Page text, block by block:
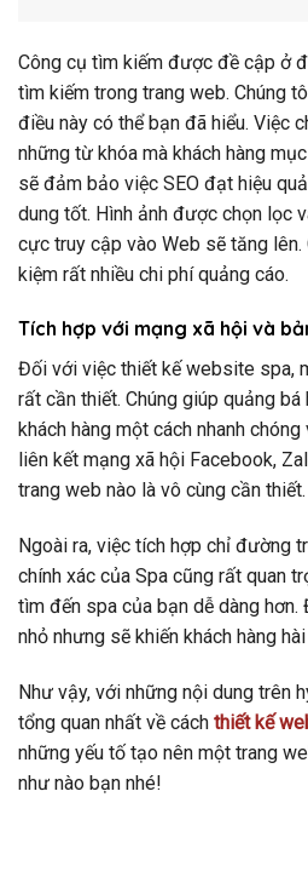
Công cụ tìm kiếm được đề cập ở
tìm kiếm trong trang web. Chúng
điều này có thể bạn đã hiểu. Việc
những từ khóa mà khách hàng
sẽ đảm bảo việc SEO đạt hiệu
dung tốt. Hình ảnh được chọn lọc
cực truy cập vào Web sẽ tăng
kiệm rất nhiều chi phí quảng cáo.
Tích hợp với mạng xã hội và
Đối với việc thiết kế website spa,
rất cần thiết. Chúng giúp quảng
khách hàng một cách nhanh
liên kết mạng xã hội Facebook,
trang web nào là vô cùng cần thiết.
Ngoài ra, việc tích hợp chỉ đường
chính xác của Spa cũng rất quan
tìm đến spa của bạn dễ dàng
nhỏ nhưng sẽ khiến khách hàng
Như vậy, với những nội dung trên
tổng quan nhất về cách thiết kế
những yếu tố tạo nên một trang
như nào bạn nhé!